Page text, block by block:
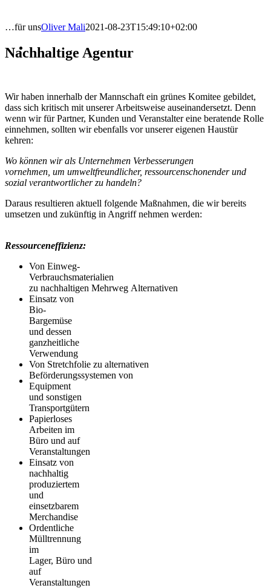
…für unsOliver Mali2021-08-23T15:49:10+02:00
Nachhaltige Agentur
Wir haben innerhalb derMannschaft ein grünes Komitee gebildet,
dass sich kritisch mit unserer Arbeitsweise auseinandersetzt. Denn
wenn wir für Partner, Kunden und Veranstalter eine beratende Rolle
einnehmen, sollten wir ebenfalls vor unserer eigenen Haustür
kehren:
Wo können wir als Unternehmen Verbesserungen
vornehmen, um umweltfreundlicher, ressourcenschonenderund
sozial verantwortlicher zu handeln?
Daraus resultieren aktuell folgende Maßnahmen, die wir bereits
umsetzen und zukünftig in Angriff nehmen werden:
Ressourceneffizienz:
Von Einweg-
Verbrauchsmaterialien
zu nachhaltigen Mehrweg Alternativen
Einsatz von
Bio-
Bargemüse
und dessen
ganzheitliche
Verwendung
Von Stretchfolie zu alternativen
Beförderungssystemen von
Equipment
und sonstigen
Transportgütern
Papierloses
Arbeiten im
Büro und auf
Veranstaltungen
Einsatz von
nachhaltig
produziertem
und
einsetzbarem
Merchandise
Ordentliche
Mülltrennung
im
Lager, Büro und
auf
Veranstaltungen